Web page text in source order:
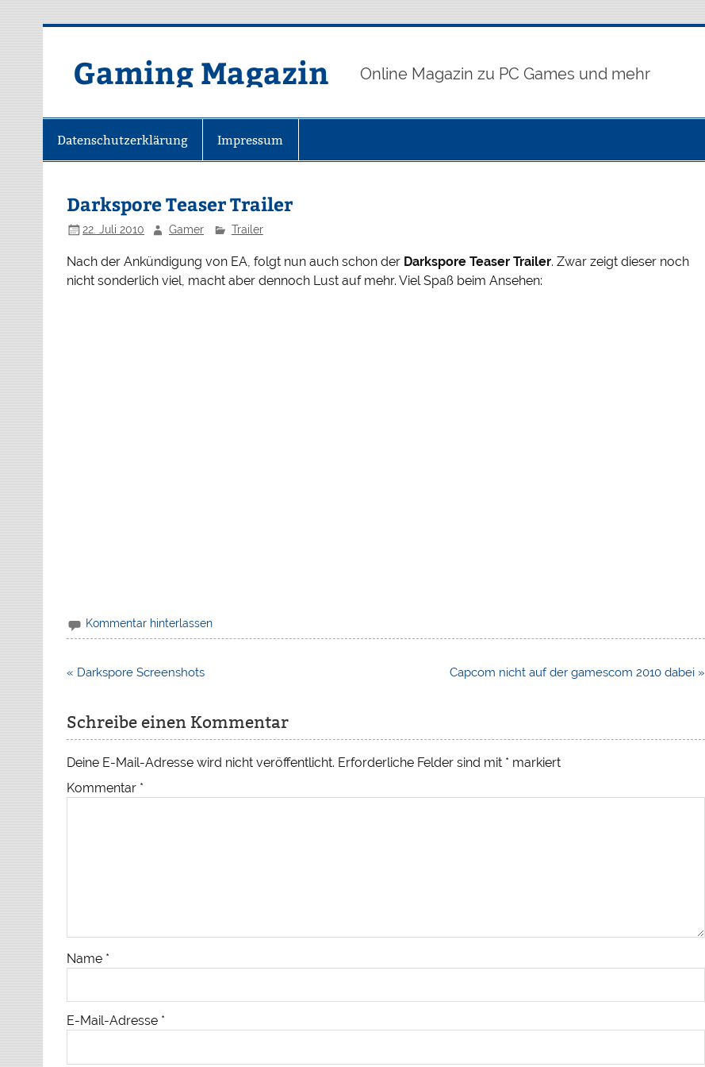
Gaming Magazin Online Magazin zu PC Games und mehr
Datenschutzerklärung Impressum
Darkspore Teaser Trailer
22. Juli 2010 Gamer Trailer
Nach der Ankündigung von EA, folgt nun auch schon der Darkspore Teaser Trailer. Zwar zeigt dieser noch
nicht sonderlich viel, macht aber dennoch Lust auf mehr. Viel Spaß beim Ansehen:
Kommentar hinterlassen
Beitragsnavigation
« Darkspore Screenshots Capcom nicht auf der gamescom 2010 dabei »
Schreibe einen Kommentar
Deine E-Mail-Adresse wird nicht veröffentlicht. Erforderliche Felder sind mit * markiert
Kommentar *
Name *
E-Mail-Adresse *